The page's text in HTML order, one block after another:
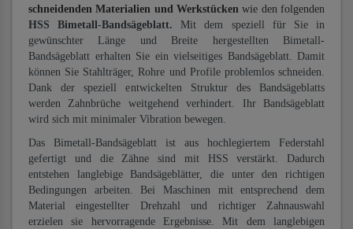
schneidenden Materialien und Werkstücken wie den folgenden
HSS Bimetall-Bandsägeblatt. Mit dem speziell für Sie in
gewünschter Länge und Breite hergestellten Bimetall-
Bandsägeblatt erhalten Sie ein vielseitiges Bandsägeblatt. Damit
können Sie Stahlträger, Rohre und Profile problemlos schneiden.
Dank der speziell entwickelten Struktur des Bandsägeblatts
werden Zahnbrüche weitgehend verhindert. Ihr Bandsägeblatt
wird sich mit minimaler Vibration bewegen.
Das Bimetall-Bandsägeblatt ist aus hochlegiertem Federstahl
gefertigt und die Zähne sind mit HSS verstärkt. Dadurch
entstehen langlebige Bandsägeblätter, die unter den richtigen
Bedingungen arbeiten. Bei Maschinen mit entsprechend dem
Material eingestellter Drehzahl und richtiger Zahnauswahl
erzielen sie hervorragende Ergebnisse. Mit dem langlebigen